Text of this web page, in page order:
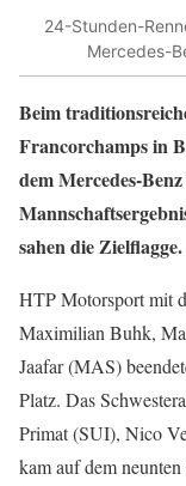
24-Stunden-
Mercedes-
Beim
Francorchamps in
dem Mercedes-
sahen die Zielflagge.
HTP Motorsport mit
Maximilian Buhk,
Jaafar (MAS)
Platz. Das
Primat (SUI), Nico
kam auf dem